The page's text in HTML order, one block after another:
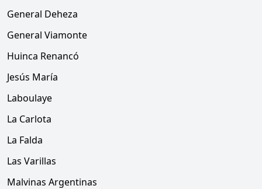
General Deheza
General Viamonte
Huinca Renancó
Jesús María
Laboulaye
La Carlota
La Falda
Las Varillas
Malvinas Argentinas